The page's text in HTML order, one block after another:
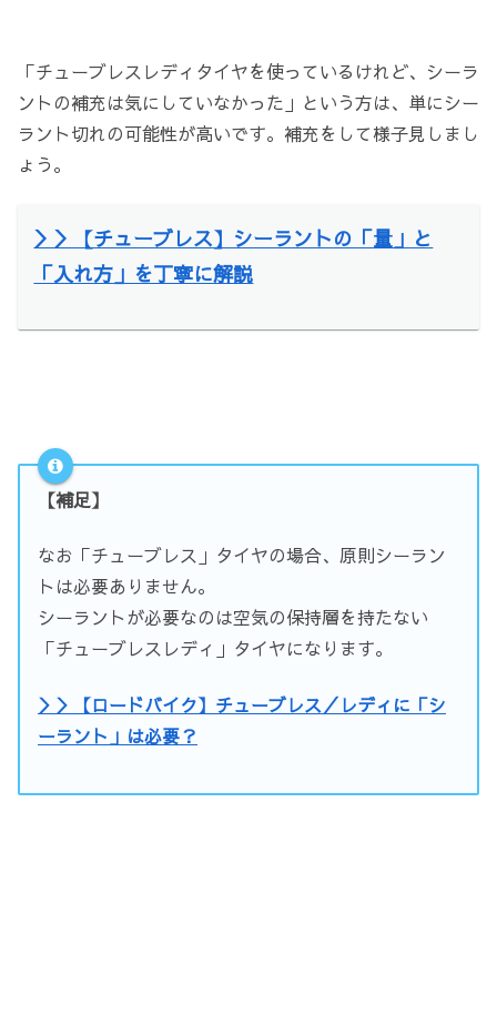
「チューブレスレディタイヤを使っているけれど、シーラ
ントの補充は気にしていなかった」という方は、単にシー
ラント切れの可能性が高いです。補充をして様子見しまし
ょう。
＞＞【チューブレス】シーラントの「量」と
「入れ方」を丁寧に解説
【補足】
なお「チューブレス」タイヤの場合、原則シーラン
トは必要ありません。
シーラントが必要なのは空気の保持層を持たない
「チューブレスレディ」タイヤになります。
＞＞【ロードバイク】チューブレス／レディに「シ
ーラント」は必要？